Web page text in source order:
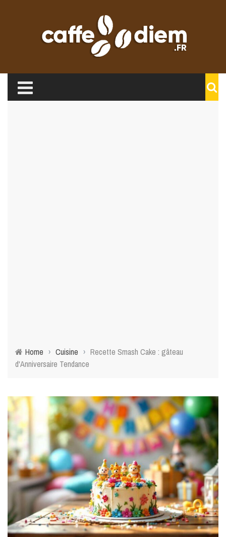
Home › Cuisine › Recette Smash Cake : gâteau
d'Anniversaire Tendance